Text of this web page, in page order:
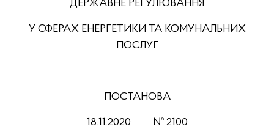
ДЕРЖАВНЕ РЕГУЛЮВАННЯ
У СФЕРАХ ЕНЕРГЕТИКИ ТА КОМУНАЛЬНИХ
ПОСЛУГ
ПОСТАНОВА
18.11.2020 № 2100